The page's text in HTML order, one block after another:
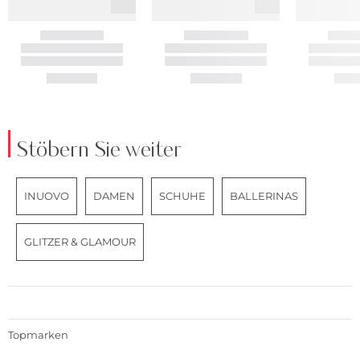
Stöbern Sie weiter
INUOVO DAMEN SCHUHE BALLERINAS
GLITZER & GLAMOUR
Topmarken